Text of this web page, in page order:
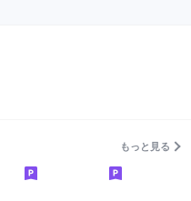
もっと見る